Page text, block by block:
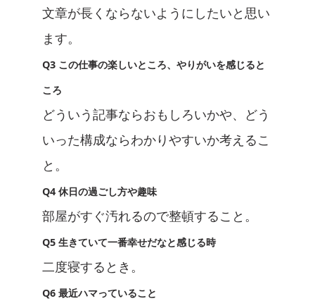
文章が長くならないようにしたいと思い
ます。
Q3 この仕事の楽しいところ、やりがいを感じると
ころ
どういう記事ならおもしろいかや、どう
いった構成ならわかりやすいか考えるこ
と。
Q4 休日の過ごし方や趣味
部屋がすぐ汚れるので整頓すること。
Q5 生きていて一番幸せだなと感じる時
二度寝するとき。
Q6 最近ハマっていること